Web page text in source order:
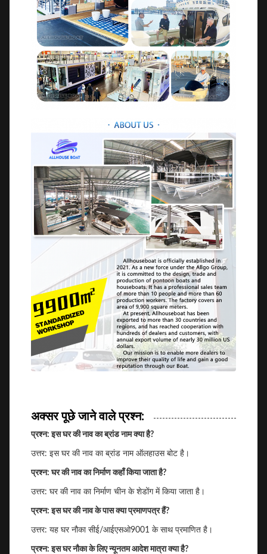
अक्सर पूछे जाने वाले प्रश्न:
प्रश्न: इस घर की नाव का ब्रांड नाम क्या है?
उत्तर: इस घर की नाव का ब्रांड नाम ऑलहाउस बोट है।
प्रश्न: घर की नाव का निर्माण कहाँ किया जाता है?
उत्तर: घर की नाव का निर्माण चीन के शेडोंग में किया जाता है।
प्रश्न: इस घर की नाव के पास क्या प्रमाणपत्र हैं?
उत्तर: यह घर नौका सीई/आईएसओ9001 के साथ प्रमाणित है।
प्रश्न: इस घर नौका के लिए न्यूनतम आदेश मात्रा क्या है?